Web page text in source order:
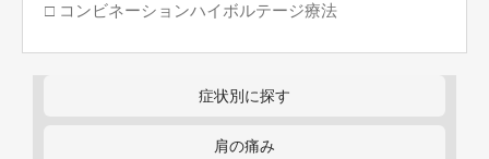
□ コンビネーションハイボルテージ療法
症状別に探す
肩の痛み